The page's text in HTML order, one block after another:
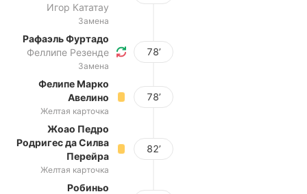
Игор Кататау
Замена
Рафаэль Фуртадо
Феллипе Резенде
Замена
78’
Фелипе Марко
Авелино
Желтая карточка
78’
Жоао Педро
Родригес да Силва
Перейра
Желтая карточка
82’
Робиньо